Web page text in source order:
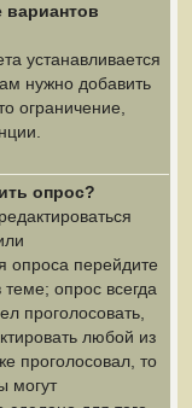
устанавливается
нужно добавить
ограничение,
опрос?
опроса перейдите
опрос всегда
проголосовать,
любой из
проголосовал, то
могут